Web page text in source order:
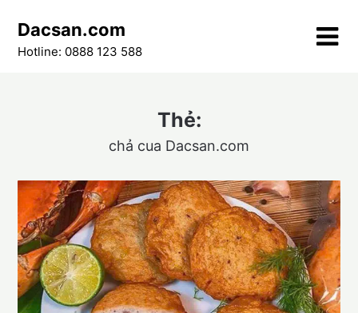
content
Dacsan.com
Hotline: 0888 123 588
Thẻ:
chả cua Dacsan.com